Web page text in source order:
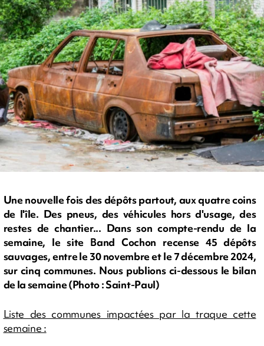
Une nouvelle fois des dépôts partout, aux quatre coins
de l'île. Des pneus, des véhicules hors d'usage, des
restes de chantier... Dans son compte-rendu de la
semaine, le site Band Cochon recense 45 dépôts
sauvages, entre le 30 novembre et le 7 décembre 2024,
sur cinq communes. Nous publions ci-dessous le bilan
de la semaine (Photo : Saint-Paul)
Liste des communes impactées par la traque cette
semaine :